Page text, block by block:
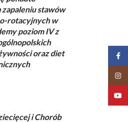
stawów
rotacyjnych w
poziom IV z
oraz diet
i Chorób